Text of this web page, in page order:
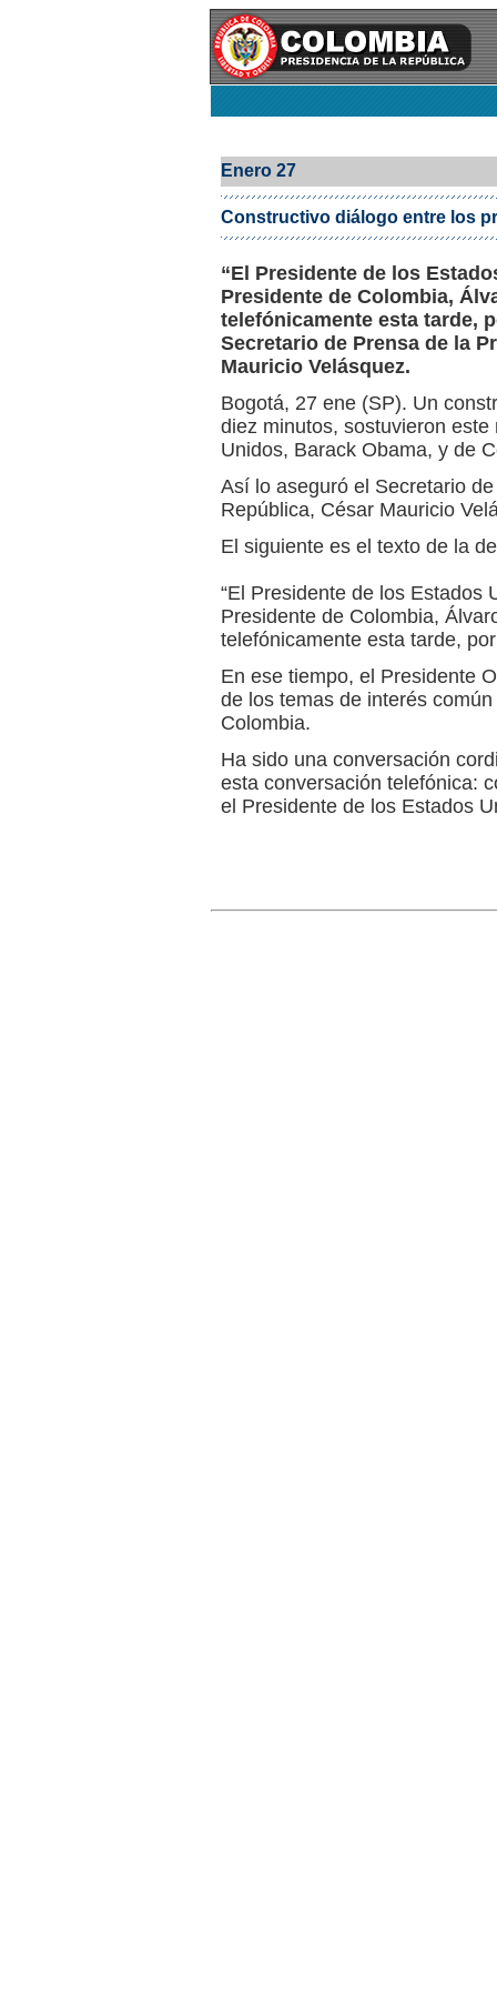
Enero 27
Constructivo diálogo entre los
“El Presidente de los
Presidente de Colombia,
telefónicamente esta tarde,
Secretario de Prensa de la
Mauricio Velásquez.
Bogotá, 27 ene (SP). Un
diez minutos, sostuvieron
Unidos, Barack Obama, y de
Así lo aseguró el Secretario
República, César Mauricio
El siguiente es el texto de la
“El Presidente de los Estados
Presidente de Colombia,
telefónicamente esta tarde,
En ese tiempo, el Presidente
de los temas de interés
Colombia.
Ha sido una conversación
esta conversación telefónica:
el Presidente de los Estados